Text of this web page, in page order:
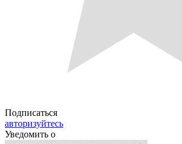
Подписаться
авторизуйтесь
Уведомить о